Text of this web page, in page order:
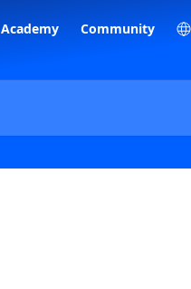
Academy Community